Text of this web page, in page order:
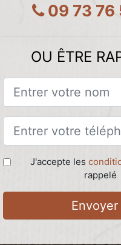
09 73 76
OU ÊTRE
J'accepte les
rappelé
Envoyer